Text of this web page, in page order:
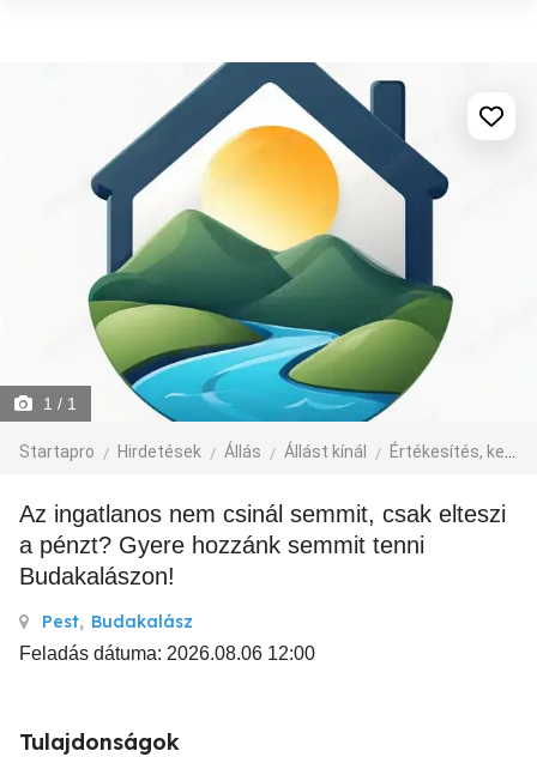
1 / 1
Startapro Hirdetések Állás Állást kínál Értékesítés, kereskedelem, üzlet
Az ingatlanos nem csinál semmit, csak elteszi
a pénzt? Gyere hozzánk semmit tenni
Budakalászon!
Pest, Budakalász
Feladás dátuma: 2026.08.06 12:00
Tulajdonságok